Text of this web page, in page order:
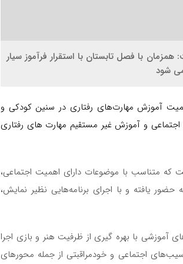
: معاون امور اجتماعی و فرهنگی شهرداری منطقه2 گفت: همزمان با فصل تابستان با استقرار فرآموز سیار
شود
اکرم رجای با تاکید بر اهمیت آموزش مهارت‌های رفتاری در سنین کودکی و
و آموزش غیر مستقیم مهارت های رفتاری
متناسب با موضوعات دارای اهمیت اجتماعی،
یافته و با اجرای برنامه‌هایی نظیر نمایش،
منطقه ۲با بیان اینکه برنامه های آموزشی با بهره گیری از ظرفیت هنر و بازی اجرا
اجتماعی و خودمراقبتی از جمله محورهای